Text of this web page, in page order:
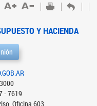
Y HACIENDA
- 7619
Oficina 603